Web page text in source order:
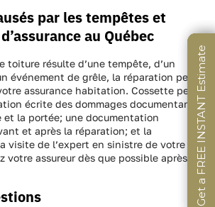
par les tempêtes et
au Québec
toiture résulte d’une tempête, d’un
événement de grêle, la réparation peut
assurance habitation. Cossette peut
écrite des dommages documentant
et la portée; une documentation
et après la réparation; et la
visite de l’expert en sinistre de votre
votre assureur dès que possible après
Get a FREE INSTANT Estimate
Get a FREE INSTANT Estimate
Get a FREE INSTANT Estimate